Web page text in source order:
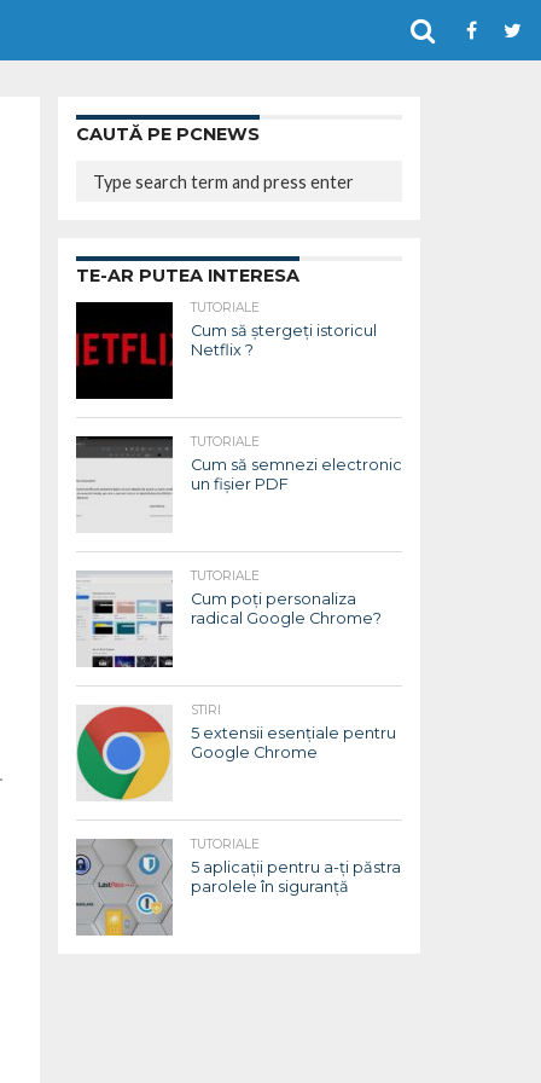
CAUTĂ PE PCNEWS
TE-AR PUTEA INTERESA
TUTORIALE
Cum să ștergeți istoricul
Netflix ?
TUTORIALE
Cum să semnezi electronic
un fișier PDF
TUTORIALE
Cum poți personaliza
radical Google Chrome?
STIRI
5 extensii esențiale pentru
Google Chrome
TUTORIALE
5 aplicații pentru a-ți păstra
parolele în siguranță